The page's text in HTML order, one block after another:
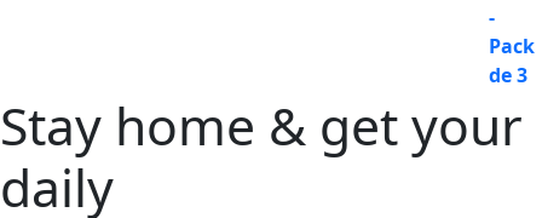
Stay home & get your
daily